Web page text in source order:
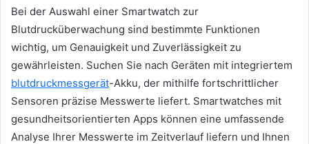
Bei der Auswahl einer Smartwatch zur
Blutdrucküberwachung sind bestimmte Funktionen
wichtig, um Genauigkeit und Zuverlässigkeit zu
gewährleisten. Suchen Sie nach Geräten mit integriertem
blutdruckmessgerät-Akku, der mithilfe fortschrittlicher
Sensoren präzise Messwerte liefert. Smartwatches mit
gesundheitsorientierten Apps können eine umfassende
Analyse Ihrer Messwerte im Zeitverlauf liefern und Ihnen